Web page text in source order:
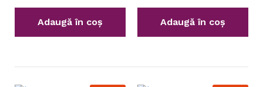
Adaugă în coș Adaugă în coș